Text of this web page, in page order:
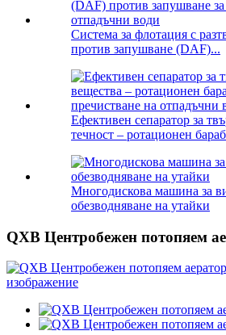
Система за флотация с
против запушване (DAF)...
Ефективен сепаратор за
течност – ротационен
Многодискова машина за
обезводняване на утайки
QXB Центробежен потопяем